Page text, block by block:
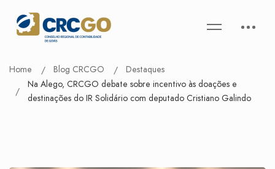
Home Blog CRCGO
Destaques
Na Alego, CRCGO debate sobre incentivo às doações e
destinações do IR Solidário com deputado Cristiano Galindo